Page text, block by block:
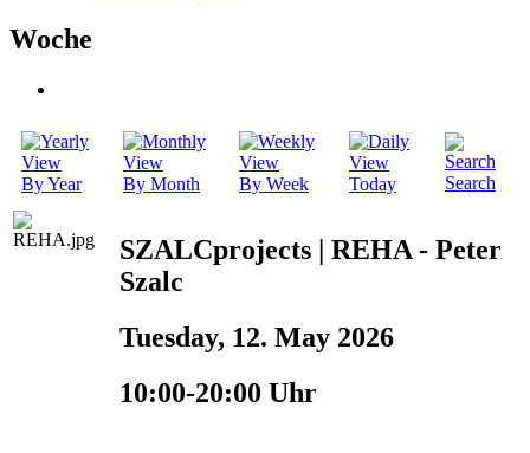
Woche
By Year By Month By Week Today Search
SZALCprojects | REHA - Peter
Szalc
Tuesday, 12. May 2026
10:00-20:00 Uhr